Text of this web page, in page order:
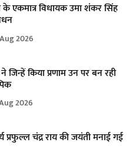
एकमात्र विधायक उमा शंकर सिंह
2026
जिन्हें किया प्रणाम उन पर बन रही
2026
प्रफुल्ल चंद्र राय की जयंती मनाई गई